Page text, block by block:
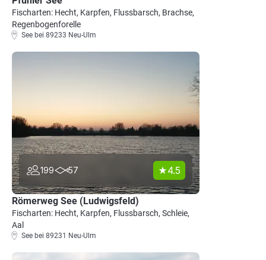
Fischarten: Hecht, Karpfen, Flussbarsch, Brachse,
Regenbogenforelle
See bei 89233 Neu-Ulm
199 57 4.5
Römerweg See (Ludwigsfeld)
Fischarten: Hecht, Karpfen, Flussbarsch, Schleie,
Aal
See bei 89231 Neu-Ulm